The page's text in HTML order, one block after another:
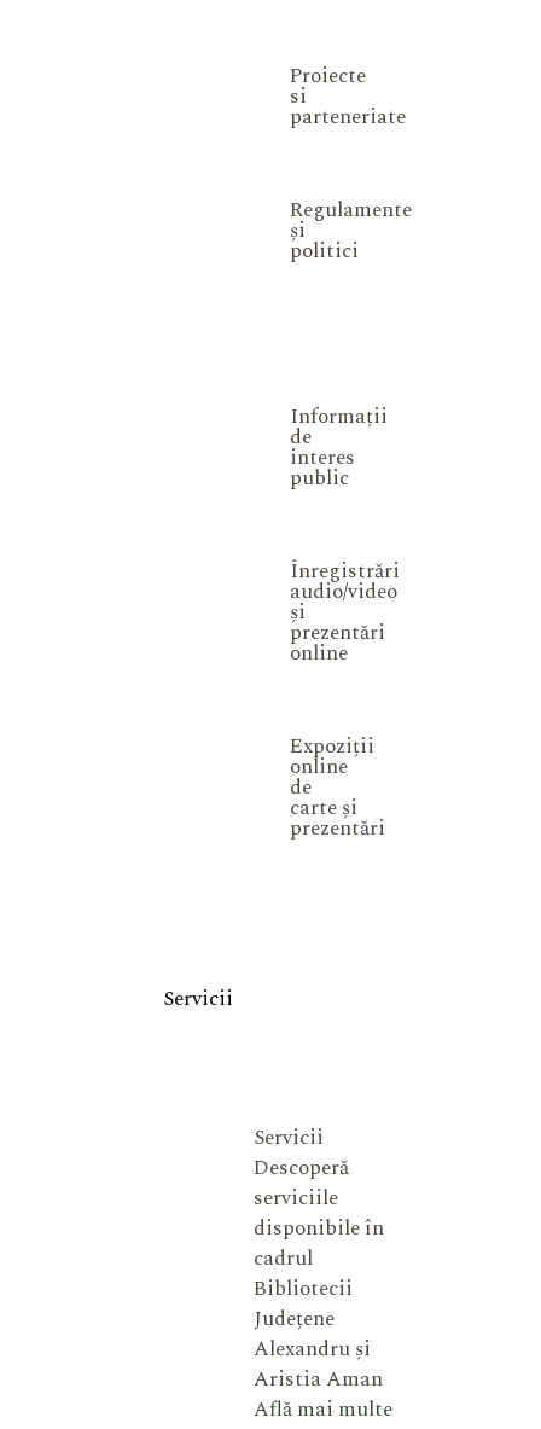
Proiecte
si
parteneriate
Regulamente
și
politici
Informații
de
interes
public
Înregistrări
audio/video
și
prezentări
online
Expoziții
online
de
carte și
prezentări
Servicii
Servicii
Descoperă
serviciile
disponibile în
cadrul
Bibliotecii
Județene
Alexandru și
Aristia Aman
Află mai multe